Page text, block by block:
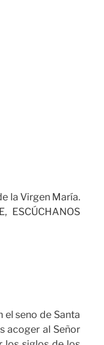
la Virgen María.
ESCÚCHANOS
el seno de Santa
acoger al Señor